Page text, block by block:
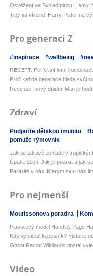
Osvěžení ve Schladmingu: Lamy,
Tipy na víkend: Harry Potter na
Pro generaci Z
#inspirace #wellbeing
RECEPT: Perfektní letní
Proč každá generace hledá svůj
Recenze: nový Spider-Man je
Zdraví
Podpořte dětskou imunitu
pomůže rýmovník
Jak se zdravě zchladit v
Úpal a úžeh: Jak je poznat a jak
Parazité v nás: Kterým se u nás
Pro nejmenší
Mourissonova poradna
Plastikový model Handley Page
Kdo vynalezl kapesník? Historie
Ghost Recon Wildlands dostal
Video